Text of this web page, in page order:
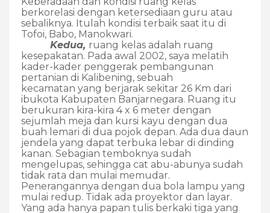
berkorelasi dengan ketersediaan guru atau
sebaliknya. Itulah kondisi terbaik saat itu di
Tofoi, Babo, Manokwari.
Kedua, ruang kelas adalah ruang
kesepakatan. Pada awal 2002, saya melatih
kader-kader penggerak pembangunan
pertanian di Kalibening, sebuah
kecamatan yang berjarak sekitar 26 Km dari
ibukota Kabupaten Banjarnegara. Ruang itu
berukuran kira-kira 4 x 6 meter dengan
sejumlah meja dan kursi kayu dengan dua
buah lemari di dua pojok depan. Ada dua daun
jendela yang dapat terbuka lebar di dinding
kanan. Sebagian temboknya sudah
mengelupas, sehingga cat abu-abunya sudah
tidak rata dan mulai memudar.
Penerangannya dengan dua bola lampu yang
mulai redup. Tidak ada proyektor dan layar.
Yang ada hanya papan tulis berkaki tiga yang